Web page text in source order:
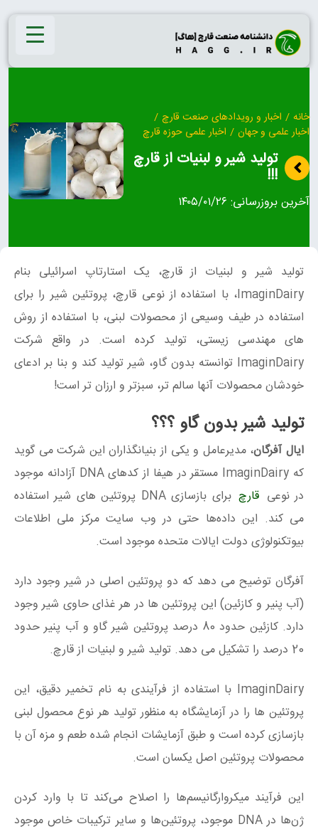
Skip
content
خانه / اخبار و رویدادهای صنعت قارچ /
اخبار علمی و جهان / اخبار علمی حوزه قارچ
تولید شیر و لبنیات از قارچ
!!!
آخرین بروزرسانی: ۱۴۰۵/۰۱/۲۶
تولید شیر و لبنیات از قارچ، یک استارتاپ اسرائیلی بنام
ImaginDairy، با استفاده از نوعی قارچ، پروتئین شیر را برای
استفاده در طیف وسیعی از محصولات لبنی، با استفاده از روش
های مهندسی زیستی، تولید کرده است. در واقع شرکت
ImaginDairy توانسته بدون گاو، شیر تولید کند و بنا بر ادعای
خودشان محصولات آنها سالم تر، سبزتر و ارزان تر است!
تولید شیر بدون گاو ؟؟؟
ایال آفرگان، مدیرعامل و یکی از بنیانگذاران این شرکت می گوید
که ImaginDairy مستقر در هیفا از کدهای DNA آزادانه موجود
در نوعی قارچ
برای بازسازی DNA پروتئین های شیر استفاده
می کند. این داده‌ها حتی در وب سایت مرکز ملی اطلاعات
بیوتکنولوژی دولت ایالات متحده موجود است.
آفرگان توضیح می دهد که دو پروتئین اصلی در شیر وجود دارد
(آب پنیر و کازئین) این پروتئین ها در هر غذای حاوی شیر وجود
دارد. کازئین حدود 80 درصد پروتئین شیر گاو و آب پنیر حدود
20 درصد را تشکیل می دهد. تولید شیر و لبنیات از قارچ.
ImaginDairy با استفاده از فرآیندی به نام تخمیر دقیق، این
پروتئین ها را در آزمایشگاه به منظور تولید هر نوع محصول لبنی
بازسازی کرده است و طبق آزمایشات انجام شده طعم و مزه آن با
محصولات پروتئین اصل یکسان است.
این فرآیند میکروارگانیسم‌ها را اصلاح می‌کند تا با وارد کردن
ژن‌ها در DNA موجود، پروتئین‌ها و سایر ترکیبات خاص موجود